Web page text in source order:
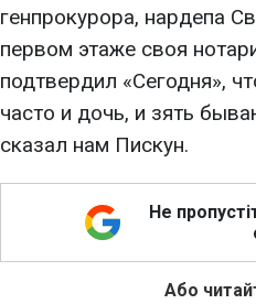
генпрокурора, нардепа
первом этаже своя
подтвердил «Сегодня»,
часто и дочь, и зять
сказал нам Пискун.
Не
Або